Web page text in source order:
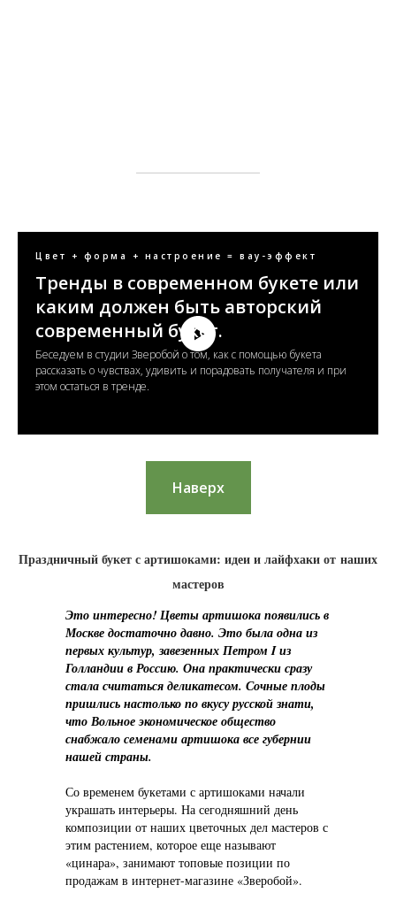
Цвет + форма + настроение = вау-эффект
Тренды в современном букете или
каким должен быть авторский
современный букет.
Беседуем в студии Зверобой о том, как с помощью букета
рассказать о чувствах, удивить и порадовать получателя и при
этом остаться в тренде.
Наверх
Праздничный букет с артишоками: идеи и лайфхаки от наших
мастеров
Это интересно! Цветы артишока появились в
Москве достаточно давно. Это была одна из
первых культур, завезенных Петром I из
Голландии в Россию. Она практически сразу
стала считаться деликатесом. Сочные плоды
пришлись настолько по вкусу русской знати,
что Вольное экономическое общество
снабжало семенами артишока все губернии
нашей страны.
Со временем букетами с артишоками начали
украшать интерьеры. На сегодняшний день
композиции от наших цветочных дел мастеров с
этим растением, которое еще называют
«цинара», занимают топовые позиции по
продажам в интернет-магазине «Зверобой».